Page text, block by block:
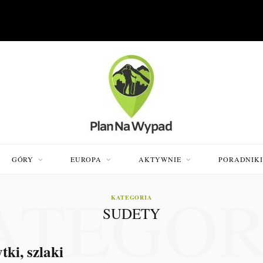
GÓRY EUROPA AKTYWNIE PORADNIKI
KATEGORIA
SUDETY
szlaki